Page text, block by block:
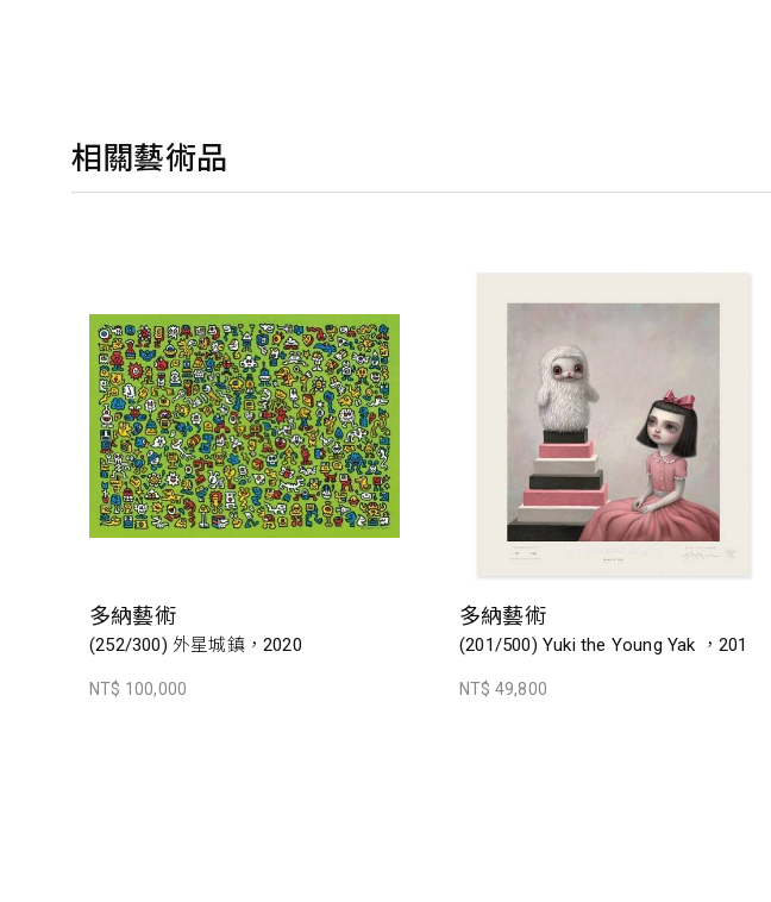
相關藝術品
多納藝術
(252/300) 外星城鎮，2020
NT$ 100,000
多納藝術
(201/500) Yuki the Young Yak ，201
NT$ 49,800